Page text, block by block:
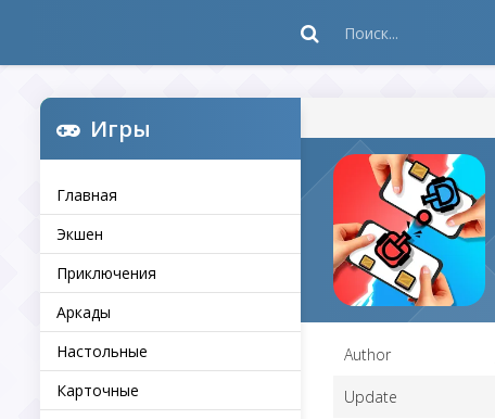
Игры
Главная
Экшен
Приключения
Аркады
Настольные
Карточные
Author
Update